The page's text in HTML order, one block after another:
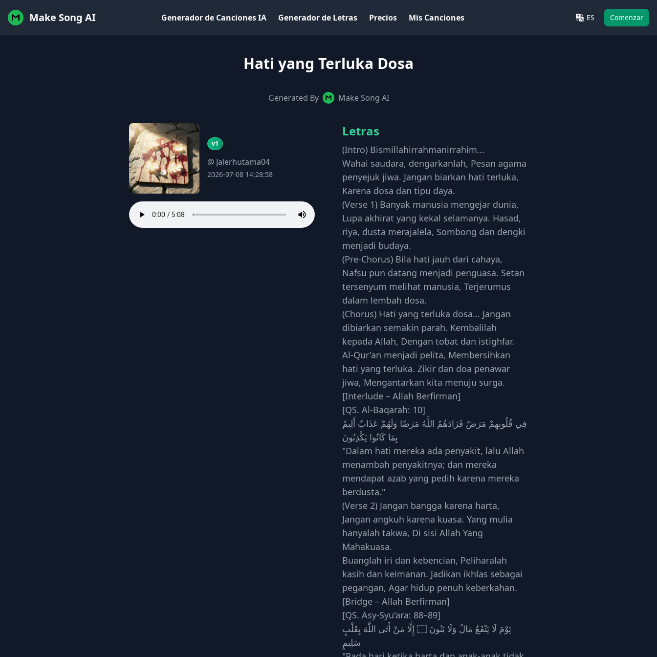
Make Song AI Generador de Canciones IA Generador de Letras Precios Mis Canciones ES Comenzar
Hati yang Terluka Dosa
Generated By Make Song AI
v1
@ Jalerhutama04
2026-07-08 14:28:58
Letras
(Intro) Bismillahirrahmanirrahim...
Wahai saudara, dengarkanlah, Pesan agama
penyejuk jiwa. Jangan biarkan hati terluka,
Karena dosa dan tipu daya.
(Verse 1) Banyak manusia mengejar dunia,
Lupa akhirat yang kekal selamanya. Hasad,
riya, dusta merajalela, Sombong dan dengki
menjadi budaya.
(Pre-Chorus) Bila hati jauh dari cahaya,
Nafsu pun datang menjadi penguasa. Setan
tersenyum melihat manusia, Terjerumus
dalam lembah dosa.
(Chorus) Hati yang terluka dosa... Jangan
dibiarkan semakin parah. Kembalilah
kepada Allah, Dengan tobat dan istighfar.
Al-Qur'an menjadi pelita, Membersihkan
hati yang terluka. Zikir dan doa penawar
jiwa, Mengantarkan kita menuju surga.
[Interlude – Allah Berfirman]
[QS. Al-Baqarah: 10]
فِي قُلُوبِهِمْ مَرَضٌ فَزَادَهُمُ اللَّهُ مَرَضًا وَلَهُمْ عَذَابٌ أَلِيمٌ
بِمَا كَانُوا يَكْذِبُونَ
"Dalam hati mereka ada penyakit, lalu Allah
menambah penyakitnya; dan mereka
mendapat azab yang pedih karena mereka
berdusta."
(Verse 2) Jangan bangga karena harta,
Jangan angkuh karena kuasa. Yang mulia
hanyalah takwa, Di sisi Allah Yang
Mahakuasa.
Buanglah iri dan kebencian, Peliharalah
kasih dan keimanan. Jadikan ikhlas sebagai
pegangan, Agar hidup penuh keberkahan.
[Bridge – Allah Berfirman]
[QS. Asy-Syu'ara: 88–89]
يَوْمَ لَا يَنْفَعُ مَالٌ وَلَا بَنُونَ ۝ إِلَّا مَنْ أَتَى اللَّهَ بِقَلْبٍ
سَلِيمٍ